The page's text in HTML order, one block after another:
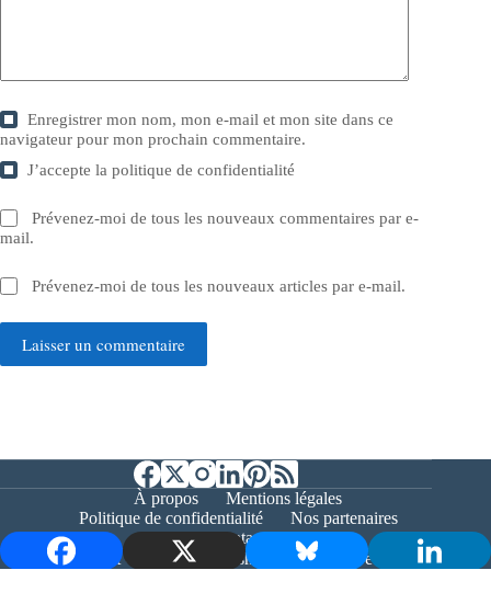
Enregistrer mon nom, mon e-mail et mon site dans ce
navigateur pour mon prochain commentaire.
J’accepte lapolitique de confidentialité
Prévenez-moi de tous les nouveaux commentaires par e-
mail.
Prévenez-moi de tous les nouveaux articles par e-mail.
Laisser un commentaire
À propos
Mentions légales
Politique de confidentialité
Nos partenaires
Contact
Copyright © 2026 - Bernieshoot.fr Journal Web